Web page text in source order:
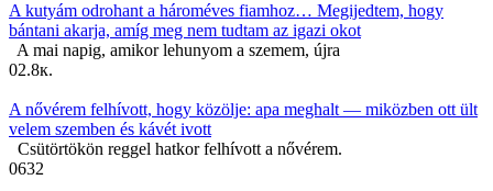
A kutyám odrohant a hároméves fiamhoz… Megijedtem, hogy
bántani akarja, amíg meg nem tudtam az igazi okot
A mai napig, amikor lehunyom a szemem, újra
02.8к.
A nővérem felhívott, hogy közölje: apa meghalt — miközben ott ült
velem szemben és kávét ivott
Csütörtökön reggel hatkor felhívott a nővérem.
0632